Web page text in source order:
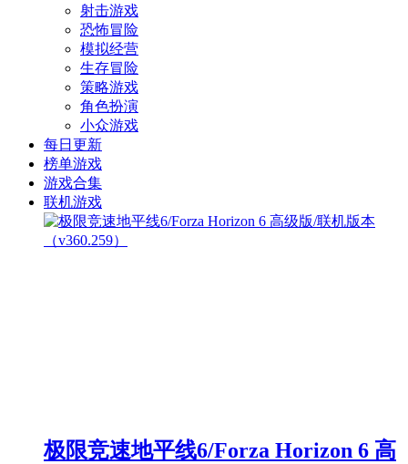
射击游戏
恐怖冒险
模拟经营
生存冒险
策略游戏
角色扮演
小众游戏
每日更新
榜单游戏
游戏合集
联机游戏
极限竞速地平线6/Forza Horizon 6 高